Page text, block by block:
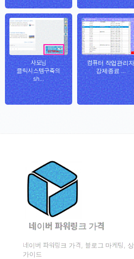
사모님
클릭시스템구축의
sh...
컴퓨터 작업관리자
강제종료 ...
네이버 파워링크 가격
네이버 파워링크 가격, 블로그 마케팅,
가이드